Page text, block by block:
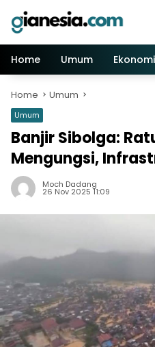
content
Home
Umum Ekonomi
Home Umum
Umum
Banjir Sibolga:
Mengungsi,
Moch Dadang
26 Nov 2025 11:09